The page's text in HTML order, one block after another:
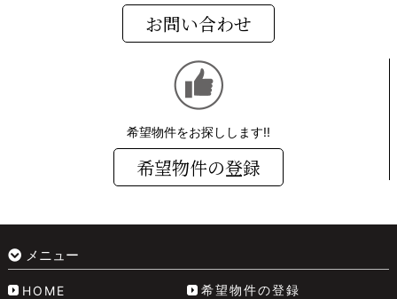
お問い合わせ
希望物件をお探しします!!
希望物件の登録
メニュー
HOME
希望物件の登録